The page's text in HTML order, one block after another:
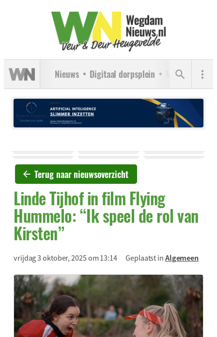
Nieuws Digitaal dorpsplein Verenigingen
Terug naar nieuwsoverzicht
Linde Tijhof in film Flying
Hummelo: “Ik speel de rol van
Kirsten”
vrijdag 3 oktober, 2025 om 13:14 Geplaatst inAlgemeen